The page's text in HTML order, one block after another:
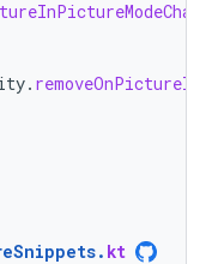
.
. kt